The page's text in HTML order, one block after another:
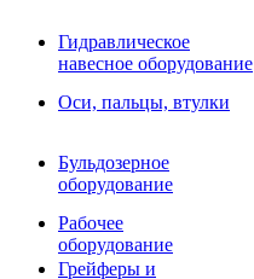
Гидравлическое
навесное оборудование
Оси, пальцы, втулки
Бульдозерное
оборудование
Рабочее
оборудование
Грейферы и